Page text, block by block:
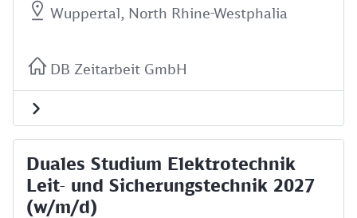
Wuppertal, North Rhine-Westphalia
DB Zeitarbeit GmbH
Duales Studium Elektrotechnik
Leit- und Sicherungstechnik 2027
(w/m/d)